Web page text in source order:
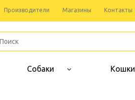
Производители Магазины Контакты
Собаки Кошки